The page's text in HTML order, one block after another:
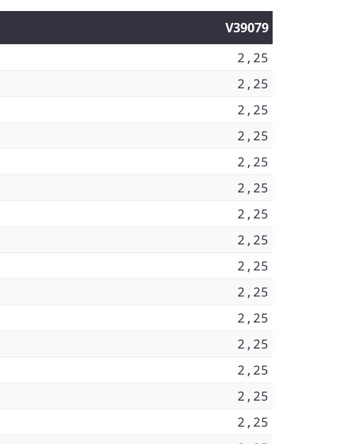
V39079
2,25
2,25
2,25
2,25
2,25
2,25
2,25
2,25
2,25
2,25
2,25
2,25
2,25
2,25
2,25